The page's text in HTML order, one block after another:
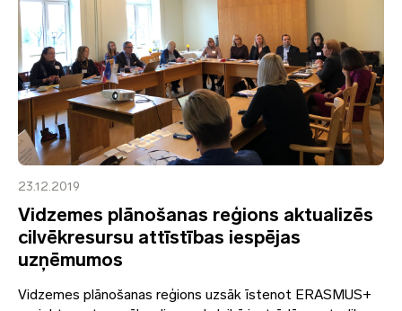
23.12.2019
Vidzemes plānošanas reģions aktualizēs
cilvēkresursu attīstības iespējas
uzņēmumos
Vidzemes plānošanas reģions uzsāk īstenot ERASMUS+